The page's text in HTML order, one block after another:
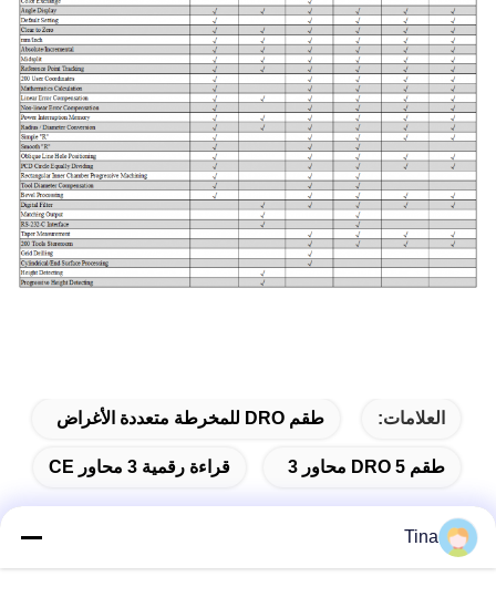
العلامات: طقم DRO للمخرطة متعددة الأغراض
طقم DRO 5 محاور 3 قراءة رقمية 3 محاور CE
Tina